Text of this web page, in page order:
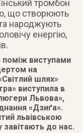
тромбон
, що створюють
народжують
енергію,
поміж виступами
на
шлях»
виступила в
Львова»,
«Дзиґа».
львівською
завітають до нас.